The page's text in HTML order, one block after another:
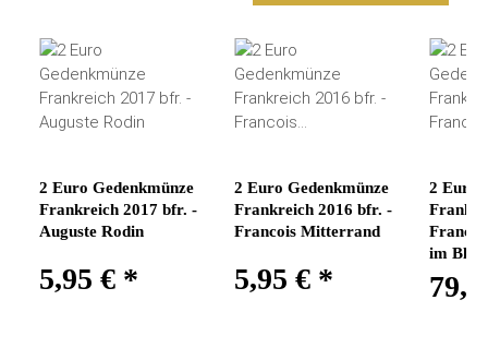
2 Euro Gedenkmünze
Frankreich 2017 bfr. -
Auguste Rodin
5,95 € *
2 Euro Gedenkmünze
Frankreich 2016 bfr. -
Francois Mitterrand
5,95 € *
2 Euro
im